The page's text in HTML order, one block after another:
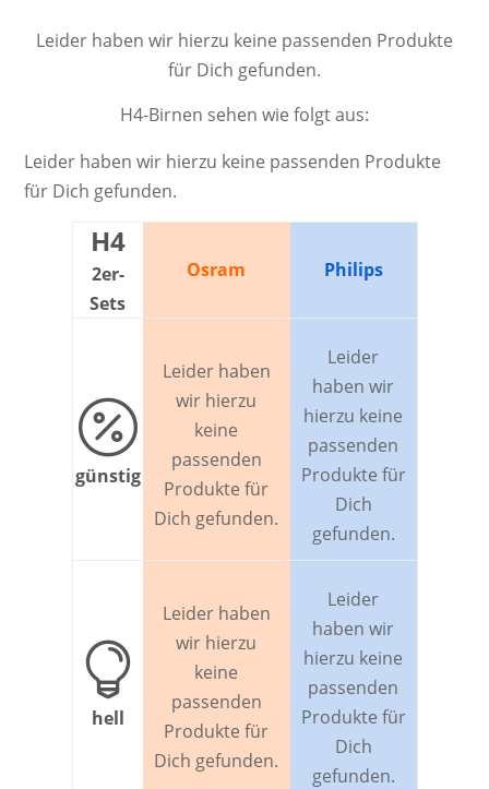
Leider haben wir hierzu keine passenden Produkte
für Dich gefunden.
H4-Birnen sehen wie folgt aus:
Leider haben wir hierzu keine passenden Produkte
für Dich gefunden.
H4
2er-
Sets
Osram Philips

günstig
Leider haben
wir hierzu
keine
passenden
Produkte für
Dich gefunden.
Leider
haben wir
hierzu keine
passenden
Produkte für
Dich
gefunden.

hell
Leider haben
wir hierzu
keine
passenden
Produkte für
Dich gefunden.
Leider
haben wir
hierzu keine
passenden
Produkte für
Dich
gefunden.